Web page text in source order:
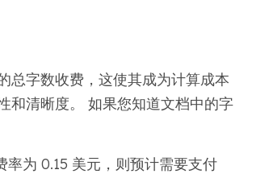
总字数收费，这使其成为计算成本
和清晰度。 如果您知道文档中的字
为 0.15 美元，则预计需要支付